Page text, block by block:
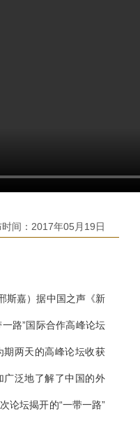
间： 2017年05月19日
斯嘉）据中国之声《新
路”国际合作高峰论坛
期两天的高峰论坛收获
广泛地了解了中国的外
论坛揭开的“一带一路”